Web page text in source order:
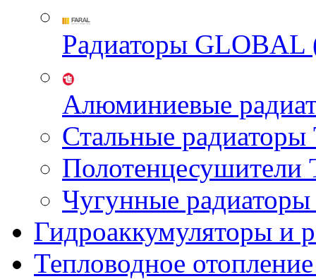
Радиаторы GLOBAL
Алюминиевые
Стальные
Чугунные
Гидроаккумуляторы и
Тепловодное